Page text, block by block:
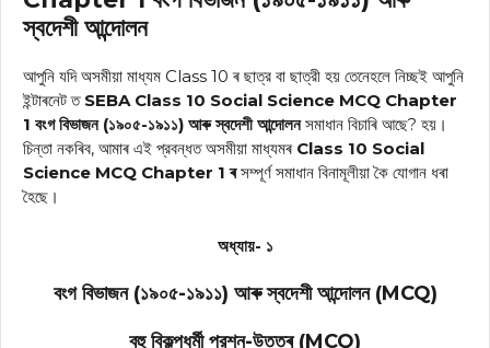
স্বদেশী আন্দোলন
আপুনি যদি অসমীয়া মাধ্যম Class 10 ৰ ছাত্র বা ছাত্রী হয় তেনেহলে নিচ্ছই আপুনি
ইন্টাৰনেট ত SEBA Class 10 Social Science MCQ Chapter
1 বংগ বিভাজন (১৯০৫-১৯১১) আৰু স্বদেশী আন্দোলনসমাধান বিচাৰি আছে? হয়।
চিন্তা নকৰিব, আমাৰ এই প্রবন্ধত অসমীয়া মাধ্যমৰ Class 10 Social
Science MCQ Chapter 1 ৰসম্পূৰ্ণ সমাধান বিনামূলীয়া কৈ যোগান ধৰা
হৈছে।
অধ্যায়- ১
বংগ বিভাজন (১৯০৫-১৯১১) আৰু স্বদেশী আন্দোলন (MCQ)
বহু বিকল্পধর্মী প্রশ্ন-উত্তৰ (MCQ)